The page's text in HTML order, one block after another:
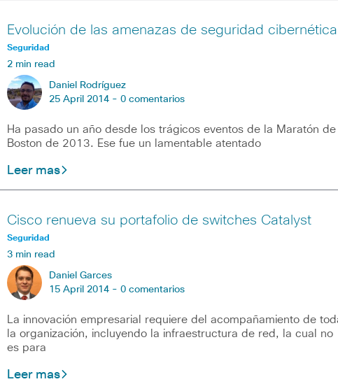
Evolución de las amenazas de seguridad cibernética
Seguridad
2 min read
Daniel Rodríguez
25 April 2014 - 0 comentarios
Ha pasado un año desde los trágicos eventos de la Maratón de
Boston de 2013. Ese fue un lamentable atentado
Leer mas
Cisco renueva su portafolio de switches Catalyst
Seguridad
3 min read
Daniel Garces
15 April 2014 - 0 comentarios
La innovación empresarial requiere del acompañamiento de
la organización, incluyendo la infraestructura de red, la cual no
es para
Leer mas